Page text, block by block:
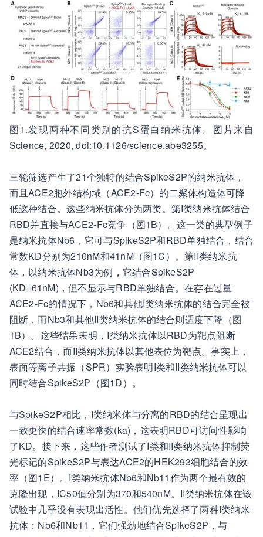
图1.发现两种不同类别的抗S蛋白纳米抗体。图片来自
Science, 2020, doi:10.1126/science.abe3255。
三轮筛选产生了21个独特的结合SpikeS2P的纳米抗体，
而且ACE2胞外结构域（ACE2-Fc）的二聚体构造体可降
低这种结合。这些纳米抗体分为两类。第I类纳米抗体结合
RBD并直接与ACE2-Fc竞争（图1B）。这一类的典型例子
是纳米抗体Nb6，它可与SpikeS2P和RBD单独结合，结合
常数KD分别为210nM和41nM（图1C）。第II类纳米抗
体，以纳米抗体Nb3为例，它结合SpikeS2P
(KD=61nM)，但不显示与RBD单独结合。在存在过量
ACE2-Fc的情况下，Nb6和其他I类纳米抗体的结合完全被
阻断，而Nb3和其他II类纳米抗体的结合则适度下降（图
1B）。这些结果表明，I类纳米抗体以RBD为靶点阻断
ACE2结合，而II类纳米抗体以其他表位为靶点。事实上，
表面等离子共振（SPR）实验表明I类和II类纳米抗体可以
同时结合SpikeS2P（图1D）。
与SpikeS2P相比，I类纳米体与分离的RBD的结合呈现出
一致更快的结合速率常数(ka)，这表明RBD可访问性影响
了KD。接下来，这些作者测试了I类和II类纳米抗体抑制荧
光标记的SpikeS2P与表达ACE2的HEK293细胞结合的效
率（图1E）。I类纳米抗体Nb6和Nb11作为两个最有效的
克隆出现，IC50值分别为370和540nM。II类纳米抗体在该
试验中几乎没有表现出活性。他们优先选择了两种I类纳米
抗体：Nb6和Nb11，它们强劲地结合SpikeS2P，与